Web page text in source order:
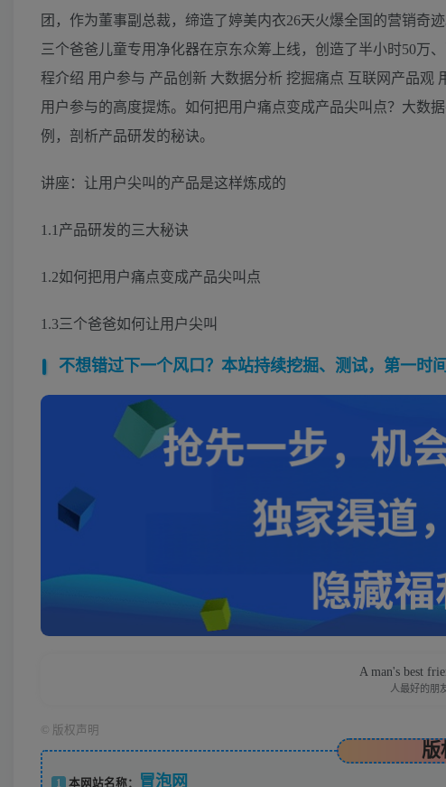
团，作为董事副总裁，缔造了婷美内衣26天火爆全国的营销奇
三个爸爸儿童专用净化器在京东众筹上线，创造了半小时50万
程介绍 用户参与 产品创新 大数据分析 挖掘痛点 互联网产品
用户参与的高度提炼。如何把用户痛点变成产品尖叫点？大数
例，剖析产品研发的秘诀。
讲座：让用户尖叫的产品是这样炼成的
1.1产品研发的三大秘诀
1.2如何把用户痛点变成产品尖叫点
1.3三个爸爸如何让用户尖叫
不想错过下一个风口？本站持续挖掘、测试，第一时
A man's best
人最好的朋
版权声明
版
1 本网站名称： 冒泡网